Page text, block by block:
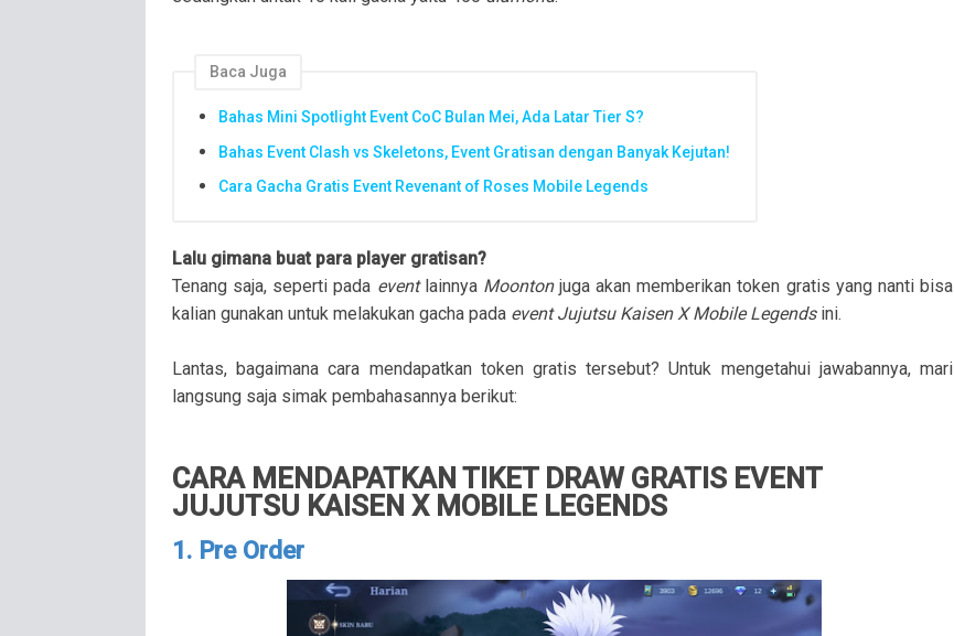
Baca Juga
Bahas Mini Spotlight Event CoC Bulan Mei, Ada Latar Tier S?
Bahas Event Clash vs Skeletons, Event Gratisan dengan Banyak Kejutan!
Cara Gacha Gratis Event Revenant of Roses Mobile Legends
Lalu gimana buat para player gratisan?
Tenang saja, seperti pada event lainnya Moontonjuga akan memberikan token gratis yang nanti bisa
kalian gunakan untuk melakukan gacha pada event Jujutsu Kaisen X Mobile Legends ini.
Lantas, bagaimana cara mendapatkan token gratis tersebut? Untuk mengetahui jawabannya, mari
langsung saja simak pembahasannya berikut:
CARA MENDAPATKAN TIKET DRAW GRATIS EVENT
JUJUTSU KAISEN X MOBILE LEGENDS
1. Pre Order